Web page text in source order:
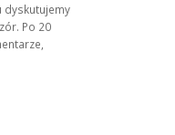
dyskutujemy
Po 20